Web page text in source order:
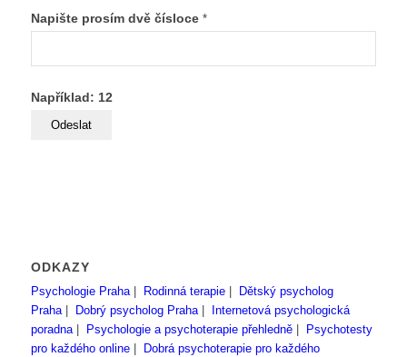
Napište prosím dvě čísloce *
Například: 12
ODKAZY
Psychologie Praha| Rodinná terapie|
Dětský psycholog
Praha| Dobrý psycholog Praha|
Internetová psychologická
poradna| Psychologie a psychoterapie přehledně|
Psychotesty
pro každého online|
Dobrá psychoterapie pro každého